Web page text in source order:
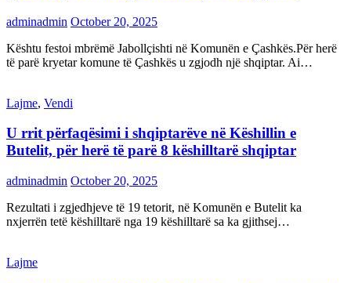
adminadmin October 20, 2025
Kështu festoi mbrëmë Jabollçishti në Komunën e Çashkës.Për herë
të parë kryetar komune të Çashkës u zgjodh një shqiptar. Ai…
Lajme, Vendi
U rrit përfaqësimi i shqiptarëve në Këshillin e
Butelit, për herë të parë 8 këshilltarë shqiptar
adminadmin October 20, 2025
Rezultati i zgjedhjeve të 19 tetorit, në Komunën e Butelit ka
nxjerrën tetë këshilltarë nga 19 këshilltarë sa ka gjithsej…
Lajme